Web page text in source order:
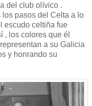
del club olívico .
pasos del Celta a lo
escudo celtiña fue
, los colores que él
a su Galicia
y honrando su